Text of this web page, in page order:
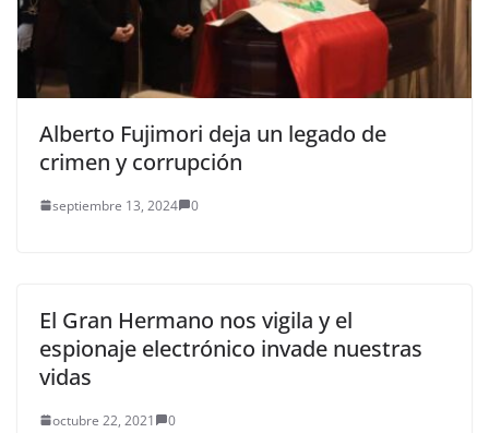
Alberto Fujimori deja un legado de
crimen y corrupción
septiembre 13, 2024 0
El Gran Hermano nos vigila y el
espionaje electrónico invade nuestras
vidas
octubre 22, 2021 0